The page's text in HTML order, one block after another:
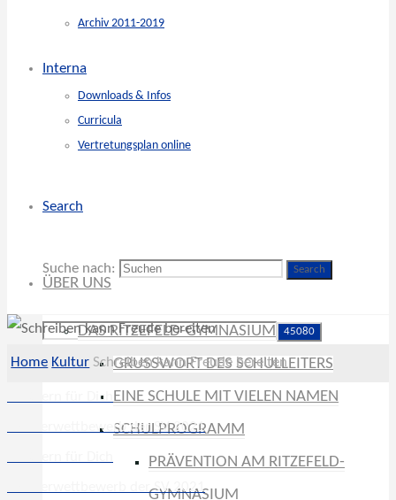
Archiv 2011-2019
Interna
Downloads & Infos
Curricula
Vertretungsplan online
Search
Suche nach: Search
ÜBER UNS
DAS RITZEFELD-GYMNASIUM
GRUSSWORT DES SCHULLEITERS
EINE SCHULE MIT VIELEN NAMEN
SCHULPROGRAMM
PRÄVENTION AM RITZEFELD-
GYMNASIUM
Home Kultur Schreiben kann Freude bereiten
Ein Stern für Dich
Fensterwettbewerb der SV 2021
Fensterwettbewerb der SV 2021